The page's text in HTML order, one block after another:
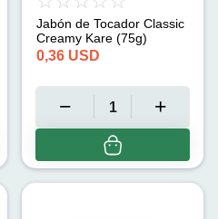
Jabón de Tocador Classic
Creamy Kare (75g)
0,36 USD